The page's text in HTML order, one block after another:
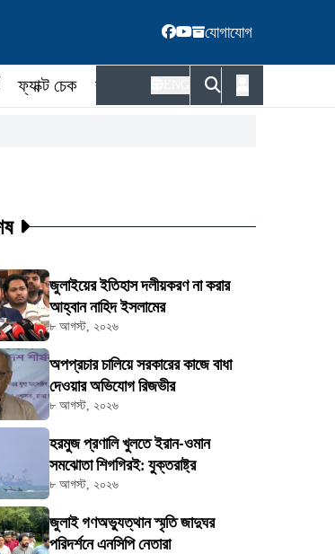
যোগাযোগ
ফ্যাক্ট চেক কর্মকর্তা
জুলাইয়ের ইতিহাস দলীয়করণ না করার
আহ্বান নাহিদ ইসলামের
৮ আগস্ট, ২০২৬
অপপ্রচার চালিয়ে সরকারের কাজে বাধা
দেওয়ার অভিযোগ রিজভীর
৮ আগস্ট, ২০২৬
হরমুজ প্রণালি খুলতে ইরান-ওমান
সমঝোতা শিগগিরই: যুক্তরাষ্ট্র
৮ আগস্ট, ২০২৬
জুলাই গণঅভ্যুত্থান স্মৃতি জাদুঘর
পরিদর্শনে এনসিপি নেতারা